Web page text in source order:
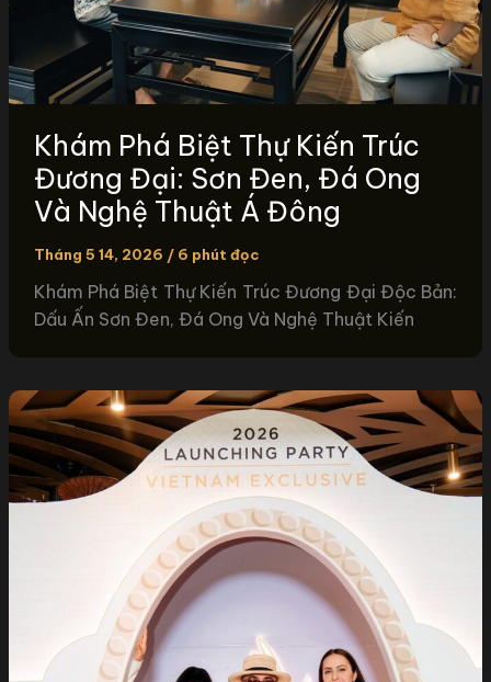
Khám Phá Biệt Thự Kiến Trúc
Đương Đại: Sơn Đen, Đá Ong
Và Nghệ Thuật Á Đông
Tháng 5 14, 2026 / 6 phút đọc
Khám Phá Biệt Thự Kiến Trúc Đương Đại Độc Bản:
Dấu Ấn Sơn Đen, Đá Ong Và Nghệ Thuật Kiến